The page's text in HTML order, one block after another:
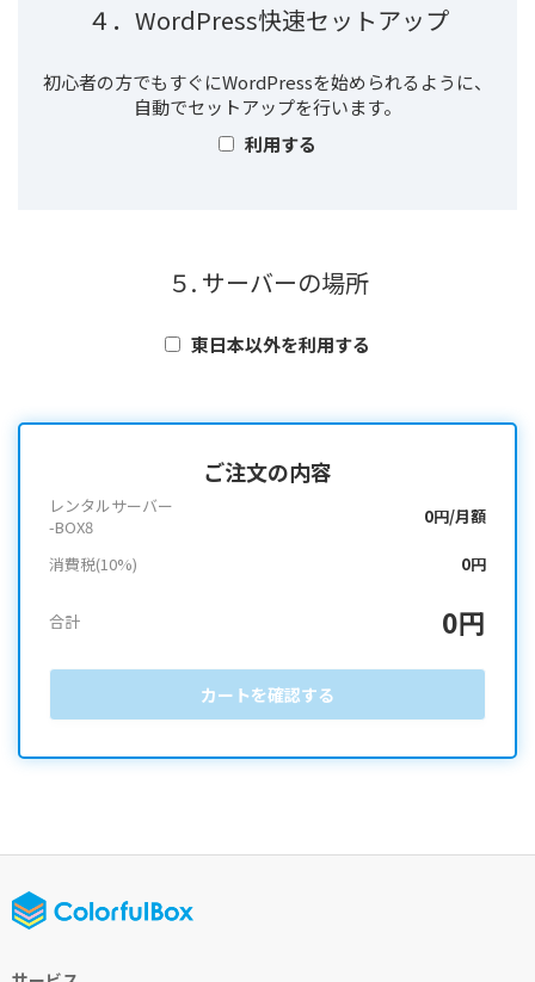
４．WordPress快速セットアップ
初心者の方でもすぐにWordPressを始められるように、
自動でセットアップを行います。
利用する
５. サーバーの場所
東日本以外を利用する
ご注文の内容
レンタルサーバー
-BOX8
0円/月額
消費税(10%) 0円
合計 0円
カートを確認する